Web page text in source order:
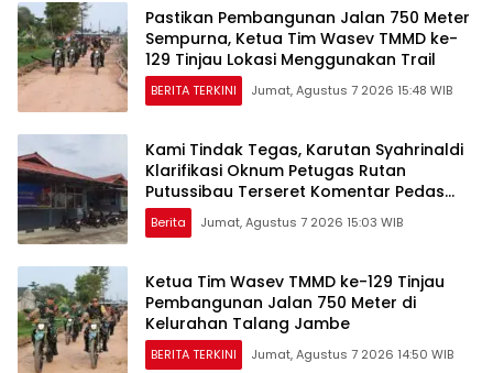
Pastikan Pembangunan Jalan 750 Meter
Sempurna, Ketua Tim Wasev TMMD ke-
129 Tinjau Lokasi Menggunakan Trail
BERITA TERKINI Jumat, Agustus 7 2026 15:48 WIB
Kami Tindak Tegas, Karutan Syahrinaldi
Klarifikasi Oknum Petugas Rutan
Putussibau Terseret Komentar Pedas
Kasus Pasien BPJS
Berita Jumat, Agustus 7 2026 15:03 WIB
Ketua Tim Wasev TMMD ke-129 Tinjau
Pembangunan Jalan 750 Meter di
Kelurahan Talang Jambe
BERITA TERKINI Jumat, Agustus 7 2026 14:50 WIB